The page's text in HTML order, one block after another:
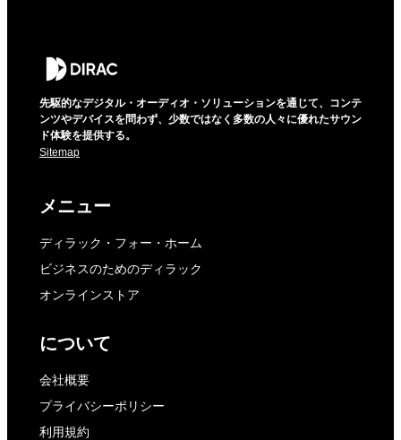
先駆的なデジタル・オーディオ・ソリューションを通じて、コンテ
ンツやデバイスを問わず、少数ではなく多数の人々に優れたサウン
ド体験を提供する。
Sitemap
メニュー
ディラック・フォー・ホーム
ビジネスのためのディラック
オンラインストア
について
会社概要
プライバシーポリシー
利用規約